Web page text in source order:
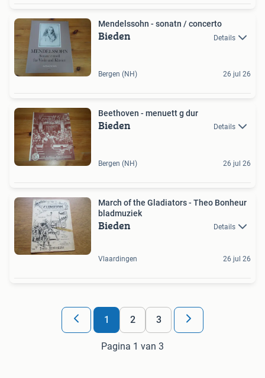
Mendelssohn - sonatn / concerto
Bieden Details
Bergen (NH) 26 jul 26
Beethoven - menuett g dur
Bieden Details
Bergen (NH) 26 jul 26
March of the Gladiators - Theo Bonheur
bladmuziek
Bieden Details
Vlaardingen 26 jul 26
1 2 3
Pagina 1 van 3